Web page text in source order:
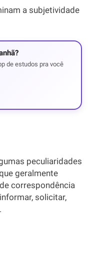
a subjetividade
de estudos pra você
peculiaridades
geralmente
correspondência
solicitar,